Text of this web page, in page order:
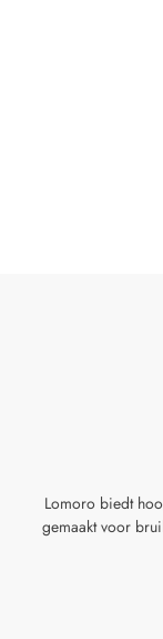
Lomoro biedt
gemaakt voor